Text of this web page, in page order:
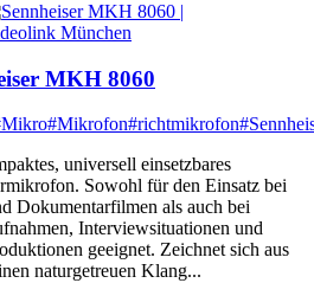
MKH 8060
#Mikrofon#richtmikrofon
universell einsetzbares
Sowohl für den Einsatz bei
Dokumentarfilmen als auch bei
Interviewsituationen und
geeignet. Zeichnet sich aus
naturgetreuen Klang...